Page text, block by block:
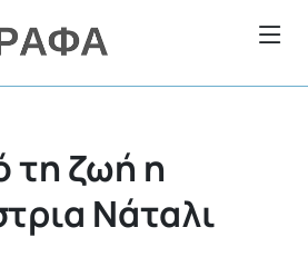
τη ζωή η
Νάταλι